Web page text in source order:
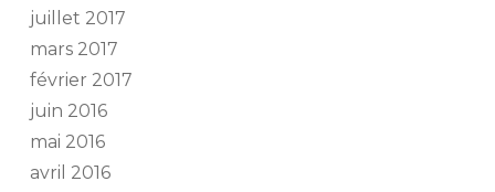
juillet 2017
mars 2017
février 2017
juin 2016
mai 2016
avril 2016